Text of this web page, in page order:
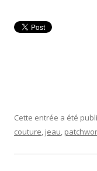
Cette entrée a été
couture, jeau,